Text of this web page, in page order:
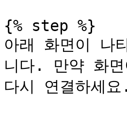
{% step %}
아래 화면이 나
니다. 만약 화면
다시 연결하세요.